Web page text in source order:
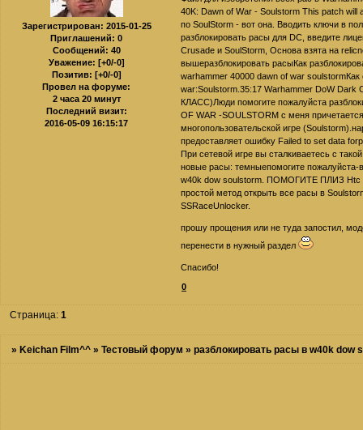
Зарегистрирован: 2015-01-25
Приглашений: 0
Сообщений: 40
Уважение: [+0/-0]
Позитив: [+0/-0]
Провел на форуме:
2 часа 20 минут
Последний визит:
2016-05-09 16:15:17
40K: Dawn of War - Soulstorm This patch will
по SoulStorm - вот она. Вводить ключи в
разблокировать расы для DC, введите
Crusade и SoulStorm, Основа взята на
вышеразблокировать расыКак
warhammer 40000 dawn of war
war:Soulstorm.35:17 Warhammer DoW
КЛАСС)Люди помогите пожалуйста
OF WAR -SOULSTORM c меня
многопользовательской игре
предоставляет ошибку Failed to set data
При сетевой игре вы сталкиваетесь с
новые расы: темныепомогите пожалуйста-
w40k dow soulstorm. ПОМОГИТЕ ПЛИЗ Htc
простой метод открыть все расы в
SSRaceUnlocker.
прошу прощения или не туда запостил,
перенести в нужный раздел
Спасибо!
0
Страница:1
»Keichan Film^^ »Тестовый форум »разблокировать расы в w40k dow